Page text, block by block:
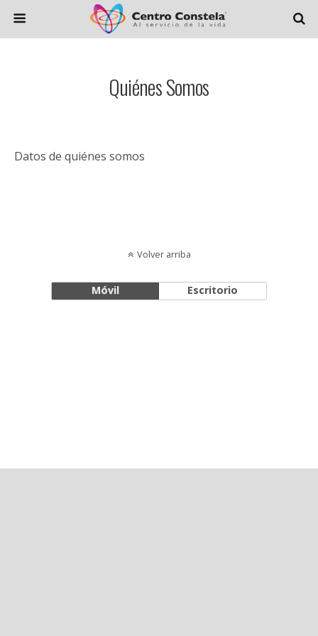
Quiénes Somos
Datos de quiénes somos
Volver arriba
Móvil Escritorio